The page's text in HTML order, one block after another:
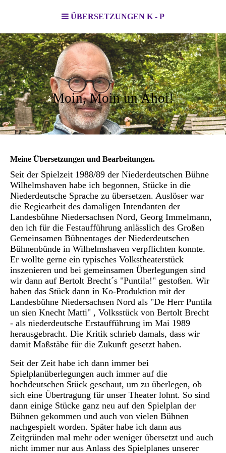
ÜBERSETZUNGEN K - P
Moin, Moin un Ahoi!
Meine Übersetzungen und Bearbeitungen.
Seit der Spielzeit 1988/89 der Niederdeutschen Bühne
Wilhelmshaven habe ich begonnen, Stücke in die
Niederdeutsche Sprache zu übersetzen. Auslöser war
die Regiearbeit des damaligen Intendanten der
Landesbühne Niedersachsen Nord, Georg Immelmann,
den ich für die Festaufführung anlässlich des Großen
Gemeinsamen Bühnentages der Niederdeutschen
Bühnenbünde in Wilhelmshaven verpflichten konnte.
Er wollte gerne ein typisches Volkstheaterstück
inszenieren und bei gemeinsamen Überlegungen sind
wir dann auf Bertolt Brecht´s "Puntila!" gestoßen. Wir
haben das Stück dann in Ko-Produktion mit der
Landesbühne Niedersachsen Nord als "De Herr Puntila
un sien Knecht Matti" , Volksstück von Bertolt Brecht
- als niederdeutsche Erstaufführung im Mai 1989
herausgebracht. Die Kritik schrieb damals, dass wir
damit Maßstäbe für die Zukunft gesetzt haben.
Seit der Zeit habe ich dann immer bei
Spielplanüberlegungen auch immer auf die
hochdeutschen Stück geschaut, um zu überlegen, ob
sich eine Übertragung für unser Theater lohnt. So sind
dann einige Stücke ganz neu auf den Spielplan der
Bühnen gekommen und auch von vielen Bühnen
nachgespielt worden. Später habe ich dann aus
Zeitgründen mal mehr oder weniger übersetzt und auch
nicht immer nur aus Anlass des Spielplanes unserer